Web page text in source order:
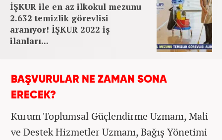
İŞKUR ile en az ilkokul mezunu
2.632 temizlik görevlisi
aranıyor! İŞKUR 2022 iş
ilanları...
BAŞVURULAR NE ZAMAN SONA
ERECEK?
Kurum Toplumsal Güçlendirme Uzmanı, Mali
ve Destek Hizmetler Uzmanı, Bağış Yönetimi